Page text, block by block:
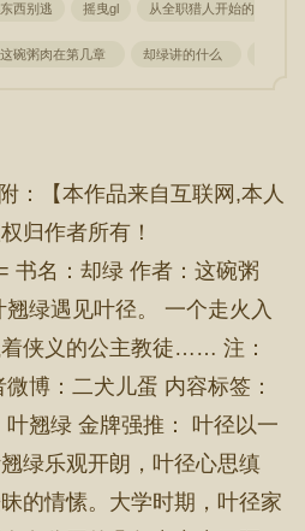
西别逃 摇曳gl 从全职猎人开始的六眼宿
碗粥肉在第几章 却绿讲的什么
：【本作品来自互联网,本人
归作者所有！
书名：却绿 作者：这碗粥
翘绿遇见叶径。 一个走火入
侠义的公主教徒…… 注：
博：二犬儿蛋 内容标签：
翘绿 金牌强推： 叶径以一
绿乐观开朗，叶径心思缜
的情愫。大学时期，叶径家